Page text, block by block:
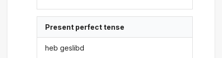
Present perfect tense
heb geslibd